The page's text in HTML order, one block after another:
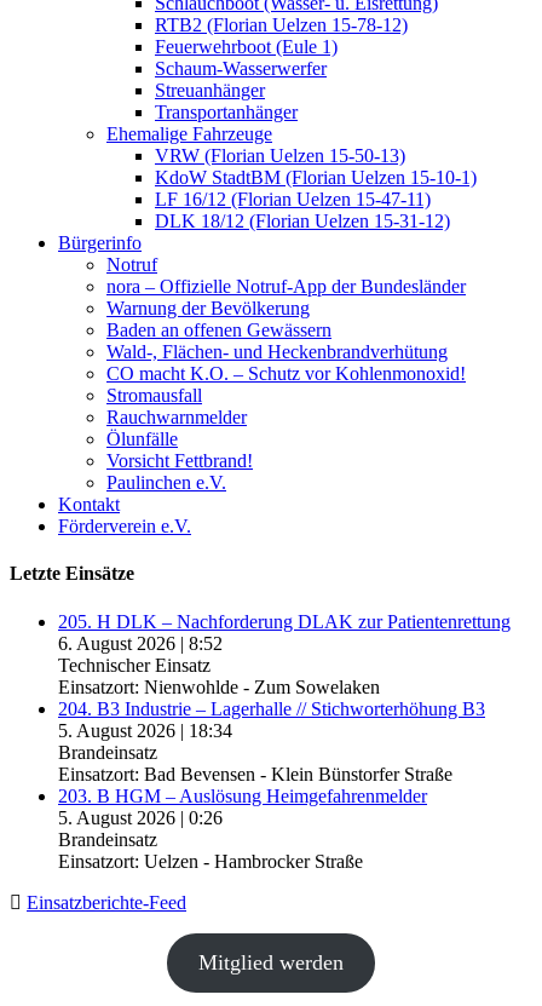
RTB2 (Florian Uelzen 15-78-12)
Feuerwehrboot (Eule 1)
Schaum-Wasserwerfer
Streuanhänger
Transportanhänger
Ehemalige Fahrzeuge
VRW (Florian Uelzen 15-50-13)
KdoW StadtBM (Florian Uelzen 15-10-1)
LF 16/12 (Florian Uelzen 15-47-11)
DLK 18/12 (Florian Uelzen 15-31-12)
Bürgerinfo
Notruf
nora – Offizielle Notruf-App der Bundesländer
Warnung der Bevölkerung
Baden an offenen Gewässern
Wald-, Flächen- und Heckenbrandverhütung
CO macht K.O. – Schutz vor Kohlenmonoxid!
Stromausfall
Rauchwarnmelder
Ölunfälle
Vorsicht Fettbrand!
Paulinchen e.V.
Kontakt
Förderverein e.V.
Letzte Einsätze
205. H DLK – Nachforderung DLAK zur Patientenrettung
6. August 2026 | 8:52
Technischer Einsatz
Einsatzort: Nienwohlde - Zum Sowelaken
204. B3 Industrie – Lagerhalle // Stichworterhöhung B3
5. August 2026 | 18:34
Brandeinsatz
Einsatzort: Bad Bevensen - Klein Bünstorfer Straße
203. B HGM – Auslösung Heimgefahrenmelder
5. August 2026 | 0:26
Brandeinsatz
Einsatzort: Uelzen - Hambrocker Straße
Einsatzberichte-Feed
Mitglied werden